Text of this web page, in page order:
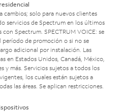
solo para nuevos clientes
servicios de Spectrum en los últimos
Spectrum. SPECTRUM VOICE: se
período de promoción o si no se
adicional por instalación. Las
en Estados Unidos, Canadá, México,
y más. Servicios sujetos a todos los
los cuales están sujetos a
las áreas. Se aplican restricciones.